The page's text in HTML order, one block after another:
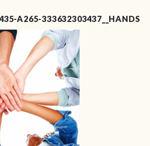
A265-333632303437__HANDS